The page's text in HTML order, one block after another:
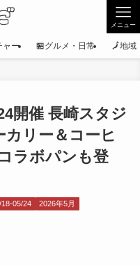
メニュー
ャー 🏪グルメ・日常 🗾地域
開催 長崎スタジ
カリー＆コーヒ
ラボパンも登
05/24 2026年5月